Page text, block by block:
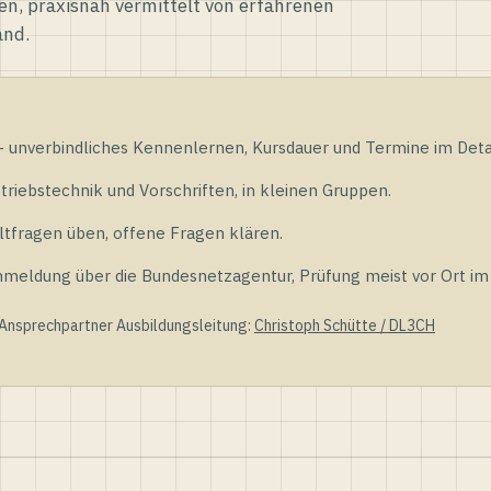
praxisnah vermittelt von erfahrenen
Kennenlernen, Kursdauer und Termine im
und Vorschriften, in kleinen Gruppen.
üben, offene Fragen klären.
über die Bundesnetzagentur, Prüfung meist vor Ort
Ausbildungsleitung: Christoph Schütte / DL3CH